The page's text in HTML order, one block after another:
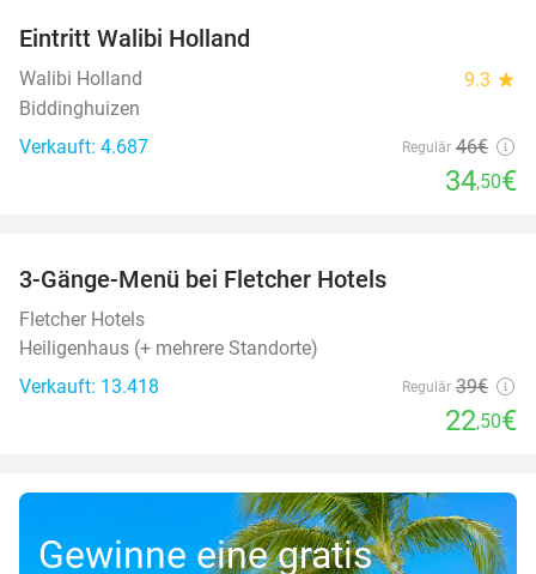
Eintritt Walibi Holland
Walibi Holland 9.3 star
Biddinghuizen
Verkauft: 4.687
Regulär 46€
34,50€
3-Gänge-Menü bei Fletcher Hotels
Fletcher Hotels
Heiligenhaus (+ mehrere Standorte)
Verkauft: 13.418
Regulär 39€
22,50€
Gewinne eine gratis